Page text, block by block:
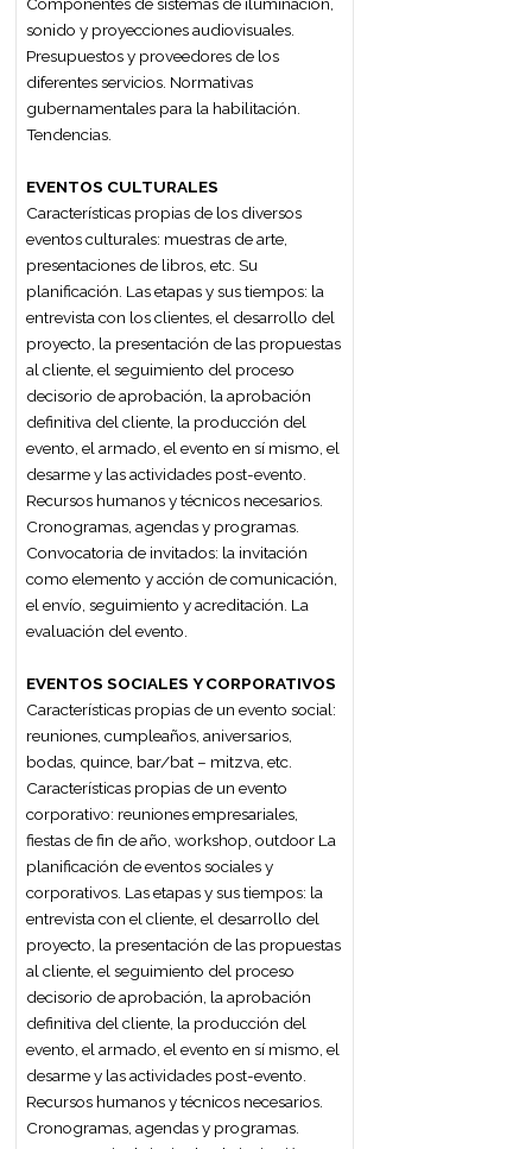
bebidas. Cronograma. Planificación y
organización. Hoja de ruta. Timing.
SERVICIO DE ALIMENTOS Y BEBIDAS
Introducción a la restauración. Clasificación.
Tipos básicos de menús. El menú y el
servicio. Brigada de salón: Sus funciones
Concepto de servicio. El personal de
servicio. La calidad del servicio. Elementos
del salón. Montaje de mesas. La comanda.
Tipos de servicio de alimentos y bebidas.
Desarrollo del servicio. Tareas post servicio.
Servicio de vino y otras bebidas. Tipos de
copas.
CEREMONIAL Y PROTOCOLO
El ceremonial, el protocolo y la etiqueta. La
precedencia. El armado de las mesas. El
ceremonial público. La representación
diplomática y la consular. El ceremonial
públicas. El ceremonial social.
2do Cuatrimestre
AMBIENTACIÓN Y MONTAJE
El espacio para el evento. El espacio como
comunicación. Tipos de espacios.
Materiales. Texturas. Colores. Iluminación.
Estilos decorativos. Tendencias en
ambientación. La locación. El armado y
montaje de salas. La distribución en sala.
Medidas antropométricas. Los sistemas
simbólicos. Habilitaciones. Seguridad.
MEDIOS Y TÉCNICAS AUDIOVISUALES